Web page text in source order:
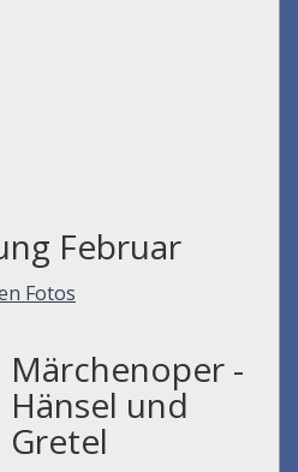
Februar
Fotos
Märchenoper -
Hänsel und
Gretel